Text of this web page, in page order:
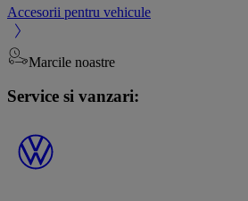
Accesorii pentru vehicule
Marcile noastre
Service si vanzari: